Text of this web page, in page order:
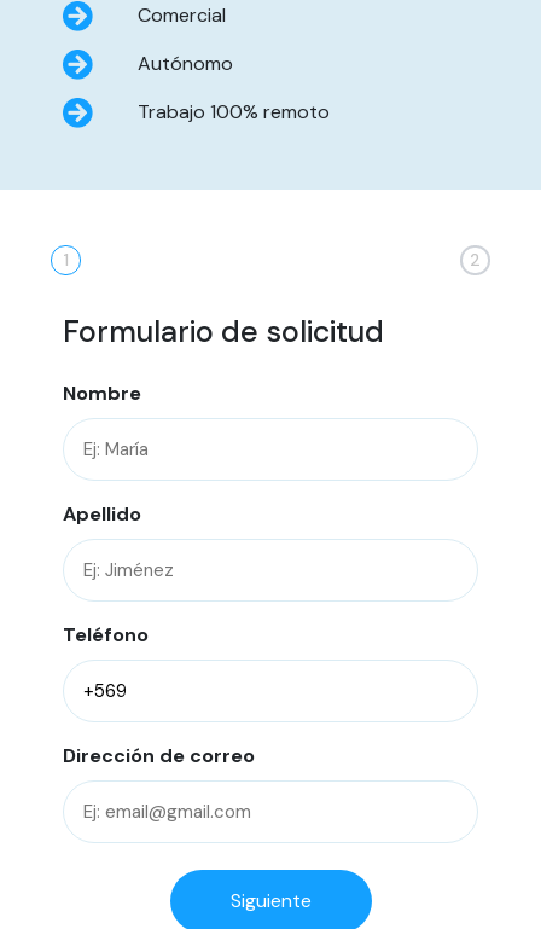
Comercial
Autónomo
Trabajo 100% remoto
1 2
Formulario de solicitud
Nombre
Apellido
Teléfono
Dirección de correo